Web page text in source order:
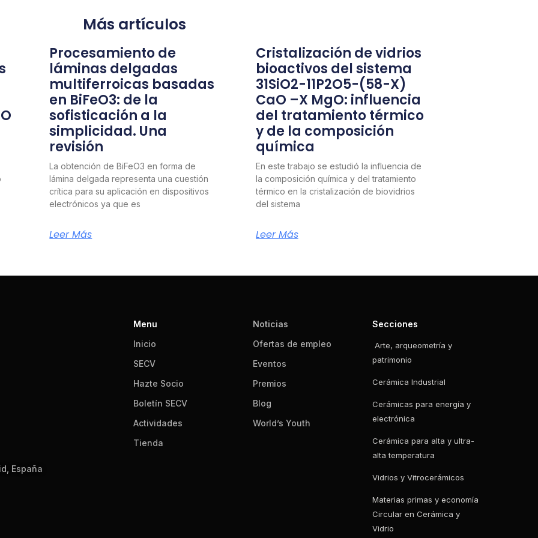
Más artículos
Procesamiento de
láminas delgadas
multiferroicas basadas
en BiFeO3: de la
sofisticación a la
simplicidad. Una
revisión
La obtención de BiFeO3 en forma de
lámina delgada representa una cuestión
crítica para su aplicación en dispositivos
electrónicos ya que es
Leer Más
Cristalización de vidrios
bioactivos del sistema
31SiO2-11P2O5-(58-X)
CaO –X MgO: influencia
del tratamiento térmico
y de la composición
química
En este trabajo se estudió la influencia de
la composición química y del tratamiento
térmico en la cristalización de biovidrios
del sistema
Leer Más
España
Menu
Inicio
SECV
Hazte Socio
Boletín SECV
Actividades
Tienda
Noticias
Ofertas de empleo
Eventos
Premios
Blog
World’s Youth
Secciones
Arte, arqueometría y
patrimonio
Cerámica Industrial
Cerámicas para energía y
electrónica
Cerámica para alta y ultra-
alta temperatura
Vidrios y Vitrocerámicos
Materias primas y economía
Circular en Cerámica y
Vidrio